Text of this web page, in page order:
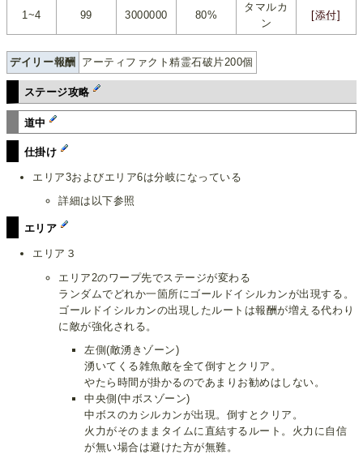
1~4 99 3000000 80%
タマルカ
ン
[添付]
デイリー報酬 アーティファクト精霊石破片200個
ステージ攻略
道中
仕掛け
エリア3およびエリア6は分岐になっている
詳細は以下参照
エリア
エリア３
エリア2のワープ先でステージが変わる
ランダムでどれか一箇所にゴールドイシルカンが出現する。
ゴールドイシルカンの出現したルートは報酬が増える代わり
に敵が強化される。
左側(敵湧きゾーン)
湧いてくる雑魚敵を全て倒すとクリア。
やたら時間が掛かるのであまりお勧めはしない。
中央側(中ボスゾーン)
中ボスのカシルカンが出現。倒すとクリア。
火力がそのままタイムに直結するルート。火力に自信
が無い場合は避けた方が無難。